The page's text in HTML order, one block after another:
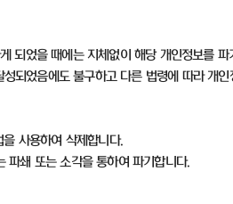
되었을 때에는 지체없이 해당 개인정보를 파
되었음에도 불구하고 다른 법령에 따라 개
사용하여 삭제합니다.
파쇄 또는 소각을 통하여 파기합니다.